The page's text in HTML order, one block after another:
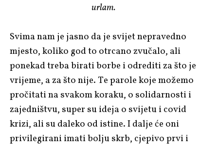
urlam.
Svima nam je jasno da je svijet nepravedno
mjesto, koliko god to otrcano zvučalo, ali
ponekad treba birati borbe i odrediti za što je
vrijeme, a za što nije. Te parole koje možemo
pročitati na svakom koraku, o solidarnosti i
zajedništvu, super su ideja o svijetu i covid
krizi, ali su daleko od istine. I dalje će oni
privilegirani imati bolju skrb, cjepivo prvi i